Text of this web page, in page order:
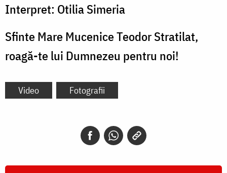
Interpret: Otilia Simeria
Sfinte Mare Mucenice Teodor Stratilat,
roagă-te lui Dumnezeu pentru noi!
Video Fotografii